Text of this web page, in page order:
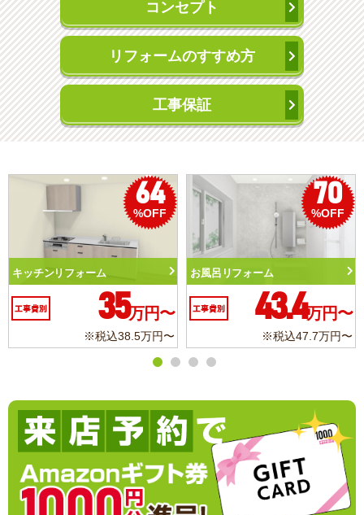
コンセプト
リフォームのすすめ方
工事保証
64
%OFF
キッチンリフォーム
工事費別 35万円〜
※税込38.5万円〜
70
%OFF
お風呂リフォーム
工事費別 43.4万円〜
※税込47.7万円〜